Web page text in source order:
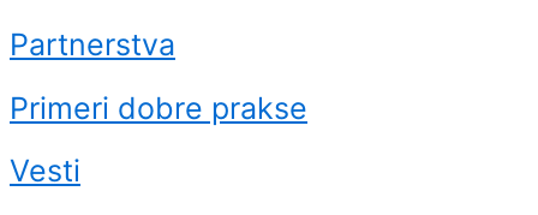
Partnerstva
Primeri dobre prakse
Vesti